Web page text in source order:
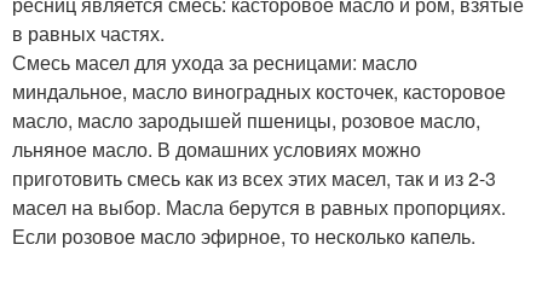
в равных частях.
Смесь масел для ухода за ресницами: масло
миндальное, масло виноградных косточек, касторовое
масло, масло зародышей пшеницы, розовое масло,
льняное масло. В домашних условиях можно
приготовить смесь как из всех этих масел, так и из 2-3
масел на выбор. Масла берутся в равных пропорциях.
Если розовое масло эфирное, то несколько капель.